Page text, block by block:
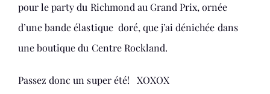
pour le party du Richmond au Grand Prix, ornée
d’une bande élastique doré, que j’ai dénichée dans
une boutique du Centre Rockland.
Passez donc un super été! XOXOX